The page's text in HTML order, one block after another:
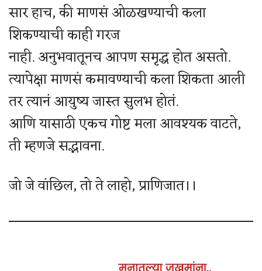
सार हाच, की माणसं ओळखण्याची कला
शिकण्याची काही गरज
नाही. अनुभवातूनच आपण समृद्ध होत असतो.
त्यापेक्षा माणसं कमावण्याची कला शिकता आली
तर त्यानं आयुष्य जास्त सुलभ होतं.
आणि यासाठी एकच गोष्ट मला आवश्यक वाटते,
ती म्हणजे सद्भावना.
जो जे वांछिल, तो ते लाहो, प्राणिजात।।